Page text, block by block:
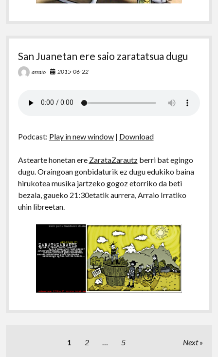
San Juanetan ere saio zaratatsua dugu
arraio 2015-06-22
Podcast: Play in new window| Download
Astearte honetan ere ZarataZarautzberri bat egingo
dugu. Oraingoan gonbidaturik ez dugu edukiko baina
hirukotea musika jartzeko gogoz etorriko da beti
bezala, gaueko 21:30etatik aurrera, Arraio Irratiko
uhin libreetan.
1 2 … 5 Next